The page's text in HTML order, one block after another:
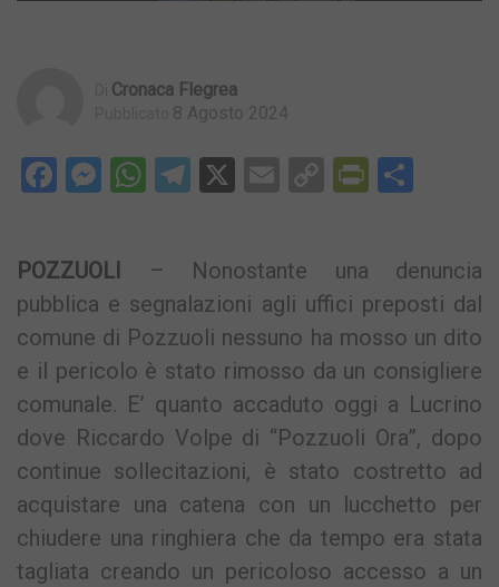
Cronaca Flegrea
8 Agosto 2024
Facebook
Messenger
WhatsApp
Telegram
X EmailCopy
POZZUOLI
– Nonostante una denuncia
pubblica e segnalazioni agli uffici preposti dal
comune di Pozzuoli nessuno ha mosso un dito
e il pericolo è stato rimosso da un consigliere
comunale. E’ quanto accaduto oggi a Lucrino
dove Riccardo Volpe di “Pozzuoli Ora”, dopo
continue sollecitazioni, è stato costretto ad
acquistare una catena con un lucchetto per
chiudere una ringhiera che da tempo era stata
tagliata creando un pericoloso accesso a un